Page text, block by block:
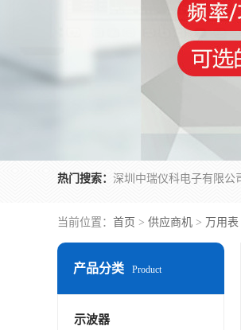
热门搜索：
当前位置： 首页 > 供应商机 > 万用表
产品分类 Product
示波器